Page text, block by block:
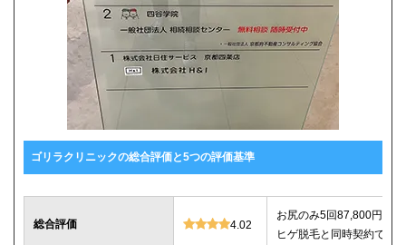
ゴリラクリニックの総合評価と5つの評価基準
総合評価 4.02
お尻のみ5回87,800円、
ヒゲ脱毛と同時契約で